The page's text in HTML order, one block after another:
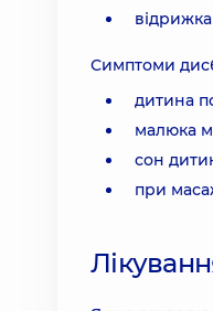
Симптоми
дитина
малюка
сон
при